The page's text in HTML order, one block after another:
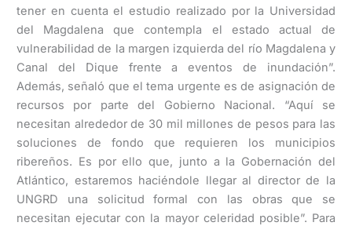
tener en cuenta el estudio realizado por la Universidad
del Magdalena que contempla el estado actual de
vulnerabilidad de la margen izquierda del río Magdalena y
Canal del Dique frente a eventos de inundación”.
Además, señaló que el tema urgente es de asignación de
recursos por parte del Gobierno Nacional. “Aquí se
necesitan alrededor de 30 mil millones de pesos para las
soluciones de fondo que requieren los municipios
ribereños. Es por ello que, junto a la Gobernación del
Atlántico, estaremos haciéndole llegar al director de la
UNGRD una solicitud formal con las obras que se
necesitan ejecutar con la mayor celeridad posible”. Para